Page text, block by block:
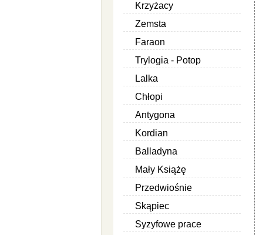
Krzyżacy
Zemsta
Faraon
Trylogia - Potop
Lalka
Chłopi
Antygona
Kordian
Balladyna
Mały Książę
Przedwiośnie
Skąpiec
Syzyfowe prace